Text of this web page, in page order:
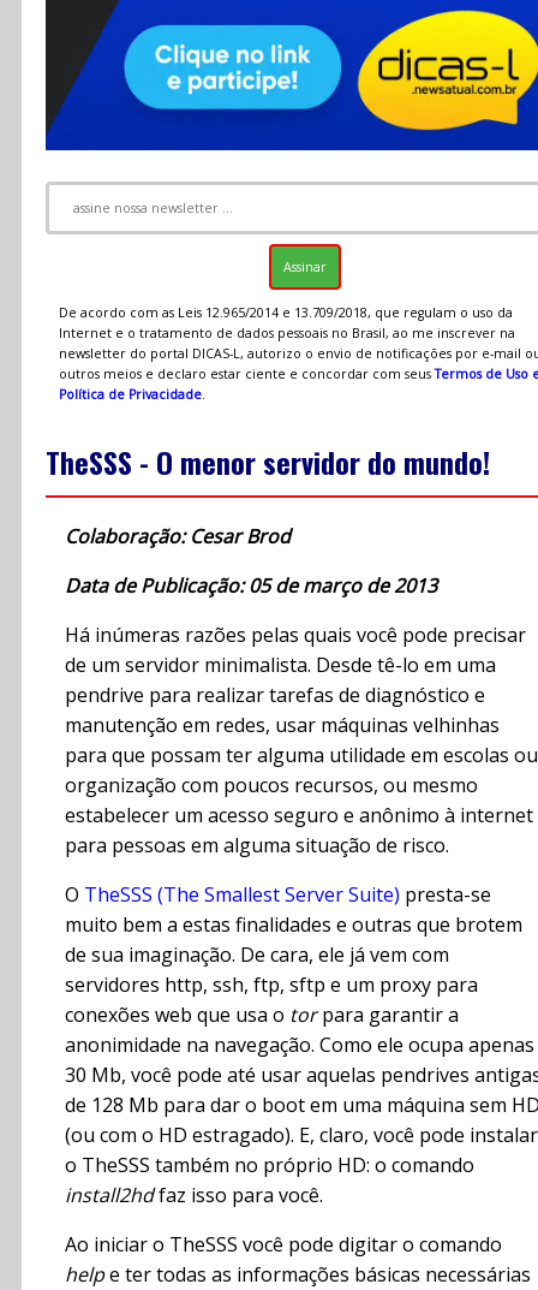
RSS
De acordo com as Leis 12.965/2014 e 13.709/2018, que regulam o uso da
Internet e o tratamento de dados pessoais no Brasil, ao me inscrever na
newsletter do portal DICAS-L, autorizo o envio de notificações por e-mail
outros meios e declaro estar ciente e concordar com seusTermos de Uso
Política de Privacidade.
TheSSS - O menor servidor do mundo!
Colaboração: Cesar Brod
Data de Publicação: 05 de março de 2013
Há inúmeras razões pelas quais você pode precisar
de um servidor minimalista. Desde tê-lo em uma
pendrive para realizar tarefas de diagnóstico e
manutenção em redes, usar máquinas velhinhas
para que possam ter alguma utilidade em escolas ou
organização com poucos recursos, ou mesmo
estabelecer um acesso seguro e anônimo à internet
para pessoas em alguma situação de risco.
O TheSSS (The Smallest Server Suite) presta-se
muito bem a estas finalidades e outras que brotem
de sua imaginação. De cara, ele já vem com
servidores http, ssh, ftp, sftp e um proxy para
conexões web que usa o torpara garantir a
anonimidade na navegação. Como ele ocupa apenas
30 Mb, você pode até usar aquelas pendrives
de 128 Mb para dar o boot em uma máquina sem
(ou com o HD estragado). E, claro, você pode instalar
o TheSSS também no próprio HD: o comando
install2hdfaz isso para você.
Ao iniciar o TheSSS você pode digitar o comando
helpe ter todas as informações básicas necessárias